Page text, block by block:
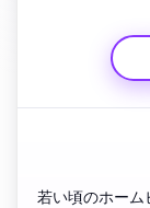
値観をハイラ
感謝！」とい
きな動画に仕
若い頃のホーム